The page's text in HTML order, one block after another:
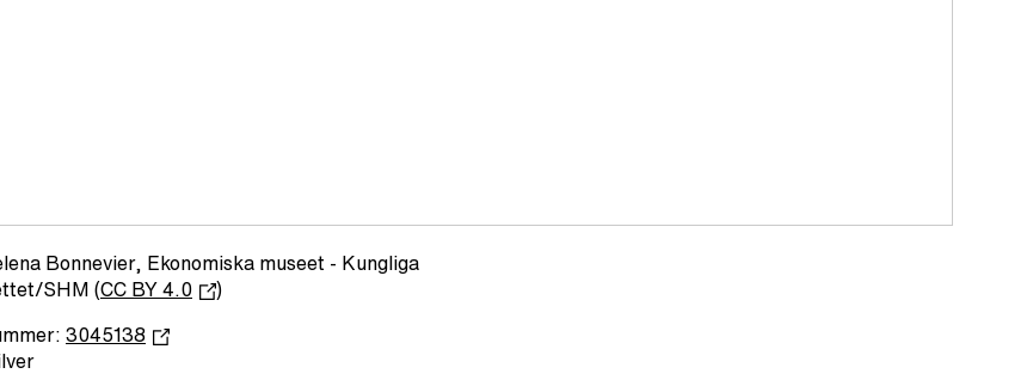
Bonnevier, Ekonomiska museet - Kungliga
SHM (CC BY 4.0 )
3045138